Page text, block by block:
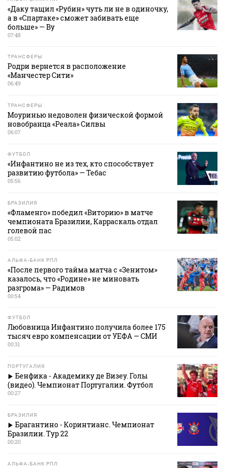
«Даку тащил «Рубин» чуть ли не в одиночку,
а в «Спартаке» сможет забивать еще
больше» — Ву
07:48
ТРАНСФЕРЫ
Родри вернется в расположение
«Манчестер Сити»
06:49
ТРАНСФЕРЫ
Моуринью недоволен физической формой
новобранца «Реала» Силвы
06:07
ФУТБОЛ
«Инфантино не из тех, кто способствует
развитию футбола» — Тебас
05:56
БРАЗИЛИЯ
«Фламенго» победил «Виторию» в матче
чемпионата Бразилии, Карраскаль отдал
голевой пас
05:02
АЛЬФА-БАНК РПЛ
«После первого тайма матча с «Зенитом»
казалось, что «Родине» не миновать
разгрома» — Радимов
00:54
ФУТБОЛ
Любовница Инфантино получила более 175
тысяч евро компенсации от УЕФА — СМИ
00:31
ПОРТУГАЛИЯ
Бенфика - Академику де Визеу. Голы
(видео). Чемпионат Португалии. Футбол
00:27
БРАЗИЛИЯ
Брагантино - Коринтианс. Чемпионат
Бразилии. Тур 22
00:20
АЛЬФА-БАНК РПЛ